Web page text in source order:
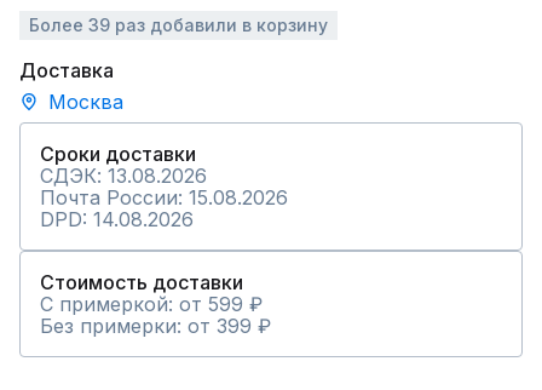
Более 39 раз добавили в корзину
Доставка
Москва
Сроки доставки
СДЭК: 13.08.2026
Почта России: 15.08.2026
DPD: 14.08.2026
Стоимость доставки
С примеркой: от 599 ₽
Без примерки: от 399 ₽